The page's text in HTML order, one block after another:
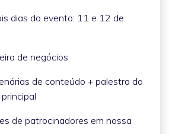
dias do evento: 11 e 12 de
de negócios
de conteúdo + palestra do
de patrocinadores em nossa